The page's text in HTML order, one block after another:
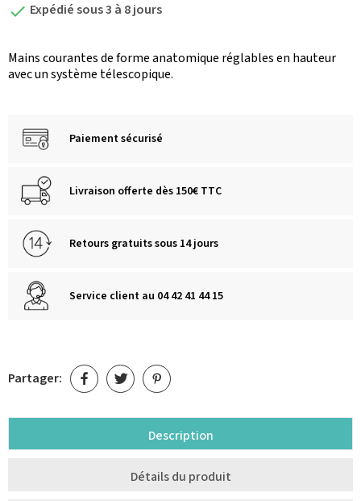
 Expédié sous 3 à 8 jours
Mains courantes de forme anatomique réglables en hauteur
avec un système télescopique.
Paiement sécurisé
Livraison offerte dès 150€ TTC
Retours gratuits sous 14 jours
Service client au 04 42 41 44 15
Partager:
Description
Détails du produit